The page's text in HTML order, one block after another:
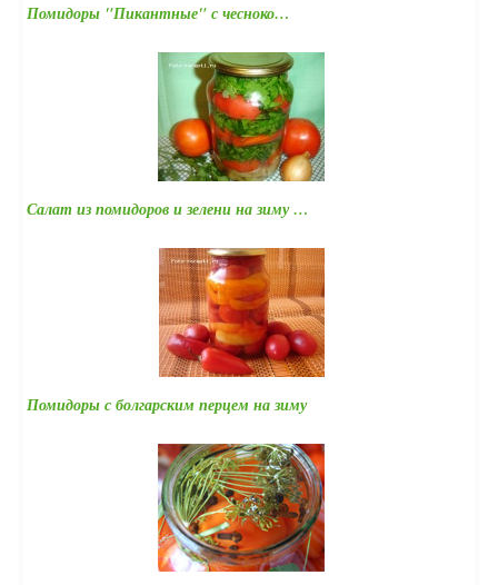
Помидоры "Пикантные" с чесноко…
Салат из помидоров и зелени на зиму …
Помидоры с болгарским перцем на зиму